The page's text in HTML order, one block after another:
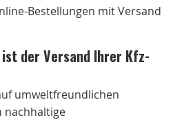
Bestellungen mit Versand
der Versand Ihrer Kfz-
umweltfreundlichen
nachhaltige